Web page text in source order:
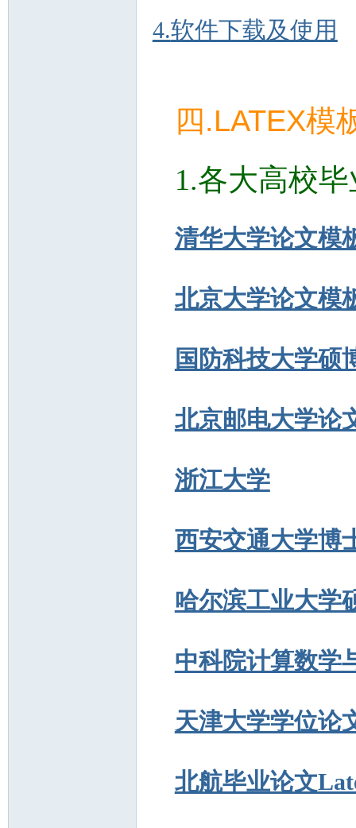
4.软件下载及使用
四 .LATEX模
1.各大高校
清华大学论文模
北京大学论文模
国防科技大学硕
北京邮电大学论
浙江大学
西安交通大学博
哈尔滨工业大学
中科院计算数学
天津大学学位论
北航毕业论文